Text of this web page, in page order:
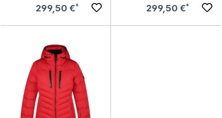
Regulärer Preis:
299,50 € Regulärer Preis:
299,50 €